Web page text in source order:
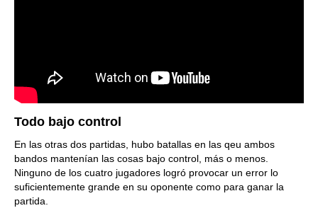
Todo bajo control
En las otras dos partidas, hubo batallas en las qeu ambos
bandos mantenían las cosas bajo control, más o menos.
Ninguno de los cuatro jugadores logró provocar un error lo
suficientemente grande en su oponente como para ganar la
partida.